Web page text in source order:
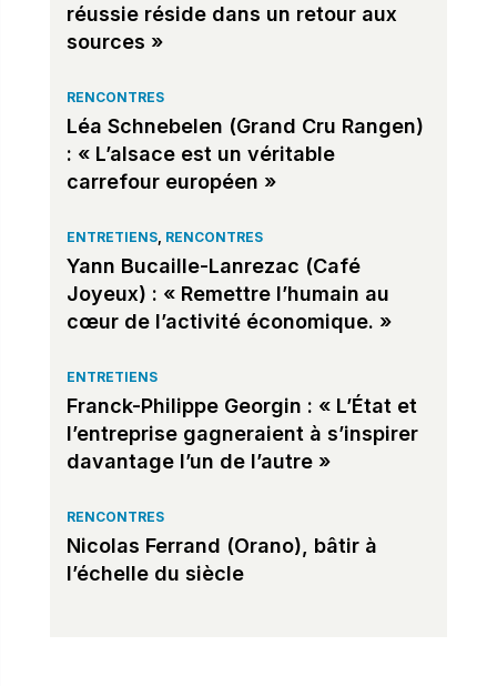
réussie réside dans un retour aux
sources »
RENCONTRES
Léa Schnebelen (Grand Cru Rangen)
: « L’alsace est un véritable
carrefour européen »
ENTRETIENS, RENCONTRES
Yann Bucaille-Lanrezac (Café
Joyeux) : « Remettre l’humain au
cœur de l’activité économique. »
ENTRETIENS
Franck-Philippe Georgin : « L’État et
l’entreprise gagneraient à s’inspirer
davantage l’un de l’autre »
RENCONTRES
Nicolas Ferrand (Orano), bâtir à
l’échelle du siècle